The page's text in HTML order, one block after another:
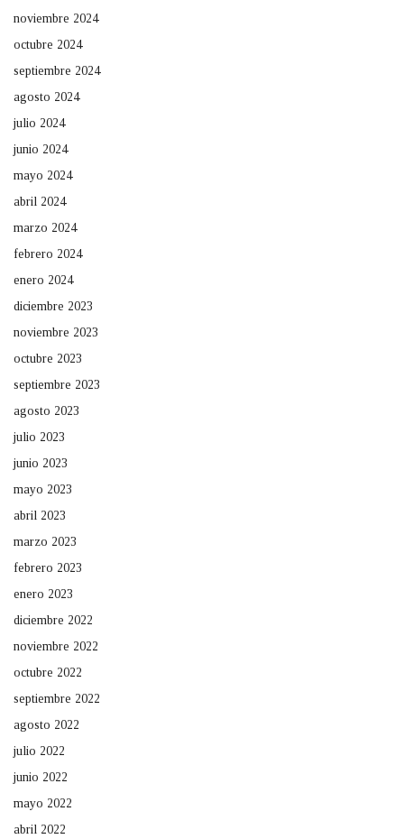
noviembre 2024
octubre 2024
septiembre 2024
agosto 2024
julio 2024
junio 2024
mayo 2024
abril 2024
marzo 2024
febrero 2024
enero 2024
diciembre 2023
noviembre 2023
octubre 2023
septiembre 2023
agosto 2023
julio 2023
junio 2023
mayo 2023
abril 2023
marzo 2023
febrero 2023
enero 2023
diciembre 2022
noviembre 2022
octubre 2022
septiembre 2022
agosto 2022
julio 2022
junio 2022
mayo 2022
abril 2022